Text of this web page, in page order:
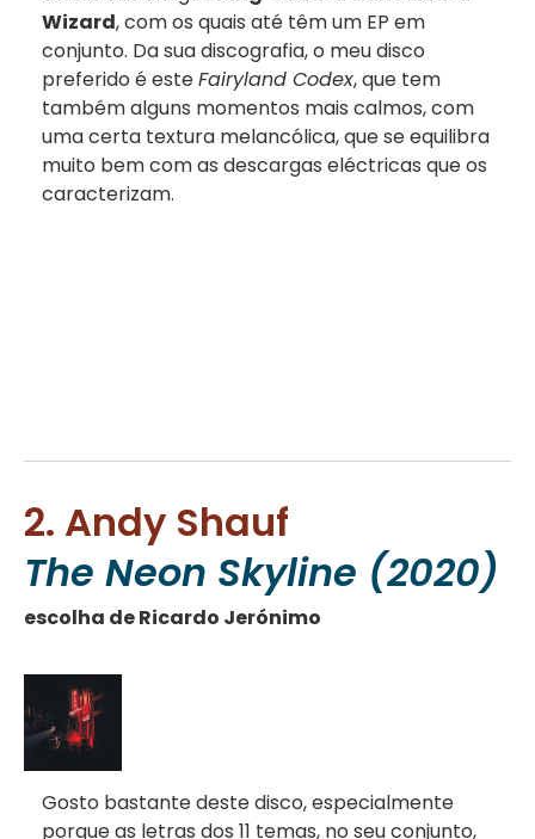
Wizard, com os quais até têm um EP em
conjunto. Da sua discografia, o meu disco
preferido é esteFairyland Codex, que tem
também alguns momentos mais calmos, com
uma certa textura melancólica, que se equilibra
muito bem com as descargas eléctricas que os
caracterizam.
2. Andy Shauf
The Neon Skyline (2020)
escolha de Ricardo Jerónimo
Gosto bastante deste disco, especialmente
porque as letras dos 11 temas, no seu conjunto,